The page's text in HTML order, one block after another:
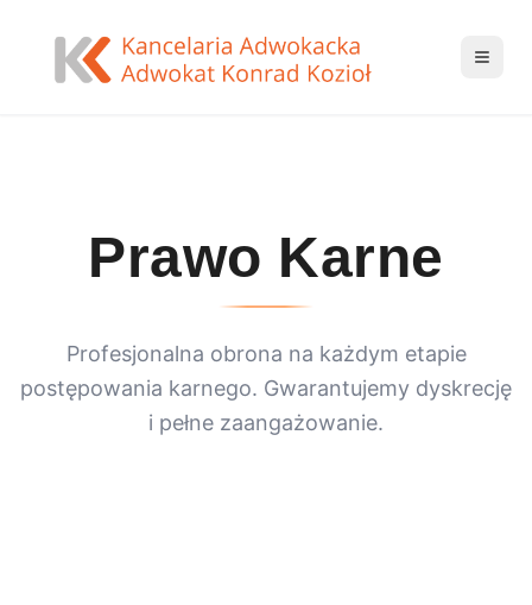
Prawo Karne
Profesjonalna obrona na każdym etapie
postępowania karnego. Gwarantujemy dyskrecję
i pełne zaangażowanie.